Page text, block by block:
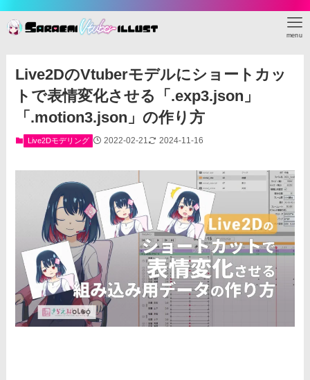
menu
Live2DのVtuberモデルにショートカッ
トで表情変化させる「.exp3.json」
「.motion3.json」の作り方
Live2Dモデリング 2022-02-21 2024-11-16